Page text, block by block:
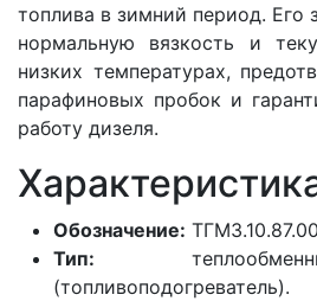
топлива в зимний период. Его
нормальную вязкость и
низких температурах,
парафиновых пробок и
работу дизеля.
Обозначение:
Тип:
(топливоподогреватель).